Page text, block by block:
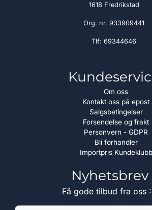
1618 Fredrikstad
Org. nr. 933909441
Tlf: 69344646
Om oss
Kontakt oss på epost
Salgsbetingelser
Forsendelse og frakt
Personvern - GDPR
Bli forhandler
Importpris Kundeklubb
Nyhetsbrev
Få gode tilbud fra oss